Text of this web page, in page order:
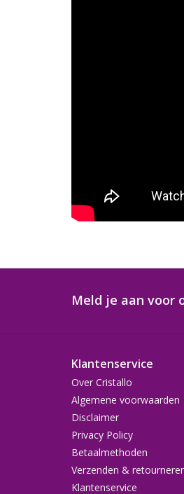
Meld je aan voor
Klantenservice
Over Cristallo
Algemene voorwaarden
Disclaimer
Privacy Policy
Betaalmethoden
Verzenden &
Klantenservice